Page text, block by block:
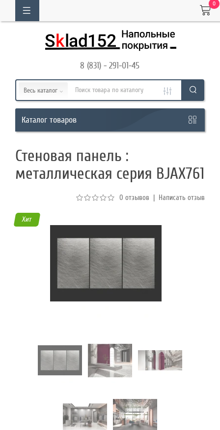
Обратный
звонок
(831)
01-
0
8 (831) - 291-01-45
Весь каталог
Каталог товаров
Стеновая панель :
металлическая серия BJAX761
0 отзывов | Написать отзыв
Хит